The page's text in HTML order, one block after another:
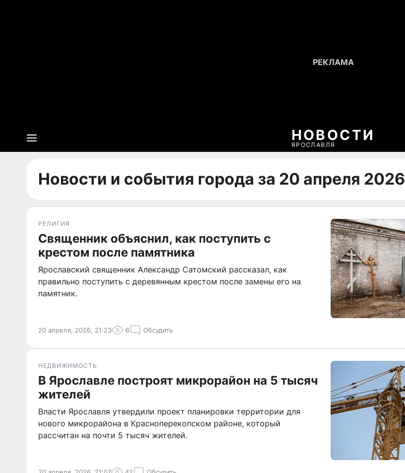
НОВОСТИ
ЯРОСЛАВЛЯ
Новости и события города за 20 апреля 2026
РЕЛИГИЯ
Священник объяснил, как поступить с
крестом после памятника
Ярославский священник Александр Сатомский рассказал, как
правильно поступить с деревянным крестом после замены его на
памятник.
20 апреля, 2026, 21:23 6 Обсудить
НЕДВИЖИМОСТЬ
В Ярославле построят микрорайон на 5 тысяч
жителей
Власти Ярославля утвердили проект планировки территории для
нового микрорайона в Красноперекопском районе, который
рассчитан на почти 5 тысяч жителей.